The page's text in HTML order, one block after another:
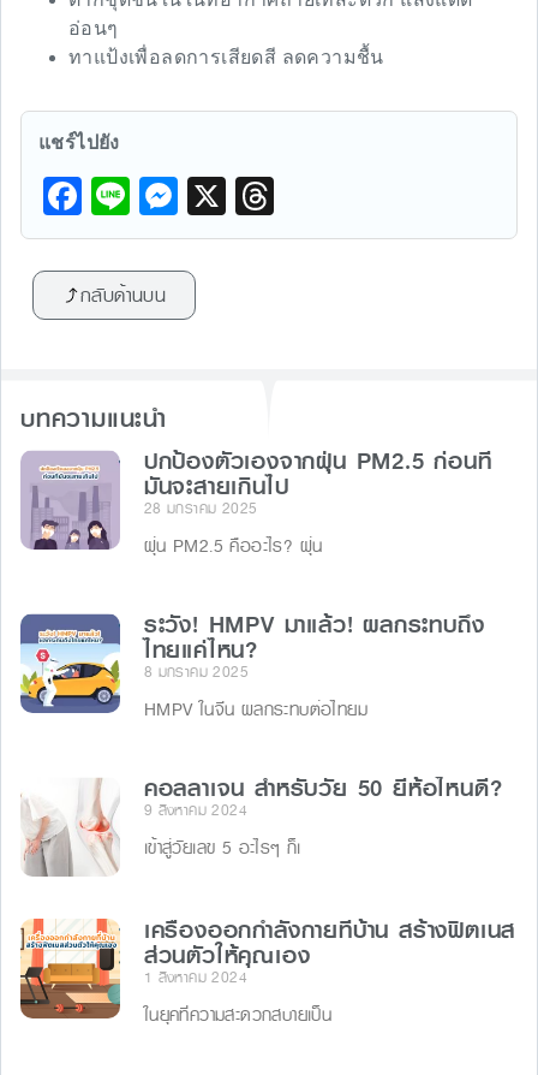
อ่อนๆ
ทาแป้งเพื่อลดการเสียดสี ลดความชื้น
แชร์ไปยัง
F
a
c
e
o
k
Li
n
e
M
e
s
s
er
X
hr
กลับด้านบน
บทความแนะนำ
ปกป้องตัวเองจากฝุ่น PM2.5 ก่อนที่
มันจะสายเกินไป
28 มกราคม 2025
ฝุ่น PM2.5 คืออะไร? ฝุ่น
ระวัง! HMPV มาแล้ว! ผลกระทบถึง
ไทยแค่ไหน?
8 มกราคม 2025
HMPV ในจีน ผลกระทบต่อไทยม
คอลลาเจน สำหรับวัย 50 ยี่ห้อไหนดี?
9 สิงหาคม 2024
เข้าสู่วัยเลข 5 อะไรๆ ก็เ
เครื่องออกกำลังกายที่บ้าน สร้างฟิตเนส
ส่วนตัวให้คุณเอง
1 สิงหาคม 2024
ในยุคที่ความสะดวกสบายเป็น